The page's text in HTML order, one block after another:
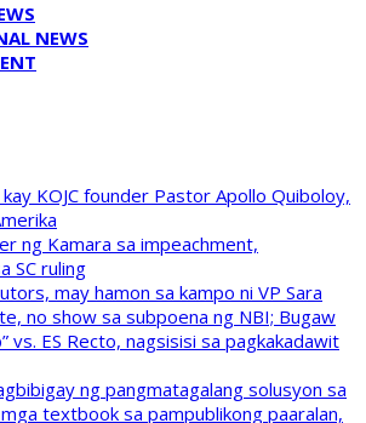
NEWS
KOJC founder Pastor Apollo Quiboloy,
ng Kamara sa impeachment,
SC ruling
may hamon sa kampo ni VP Sara
no show sa subpoena ng NBI; Bugaw
vs. ES Recto, nagsisisi sa pagkakadawit
ng pangmatagalang solusyon sa
textbook sa pampublikong paaralan,